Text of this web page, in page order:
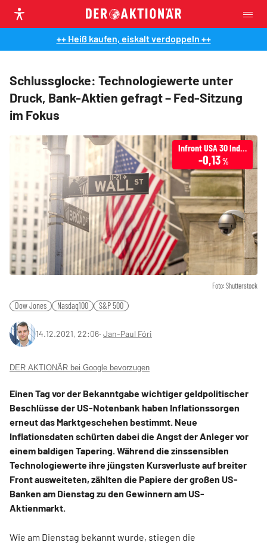
++ Heiß kaufen, eiskalt verdoppeln ++
Schlussglocke: Technologiewerte unter
Druck, Bank-Aktien gefragt – Fed-Sitzung
im Fokus
Foto: Shutterstock
Infront USA 30 Industrial
-0,13%
Dow Jones Nasdaq100 S&P 500
14.12.2021, 22:06‧ Jan-Paul Fóri
DER AKTIONÄR bei Google bevorzugen
Einen Tag vor der Bekanntgabe wichtiger geldpolitischer
Beschlüsse der US-Notenbank haben Inflationssorgen
erneut das Marktgeschehen bestimmt. Neue
Inflationsdaten schürten dabei die Angst der Anleger vor
einem baldigen Tapering. Während die zinssensiblen
Technologiewerte ihre jüngsten Kursverluste auf breiter
Front ausweiteten, zählten die Papiere der großen US-
Banken am Dienstag zu den Gewinnern am US-
Aktienmarkt.
Wie am Dienstag bekannt wurde, stiegen die